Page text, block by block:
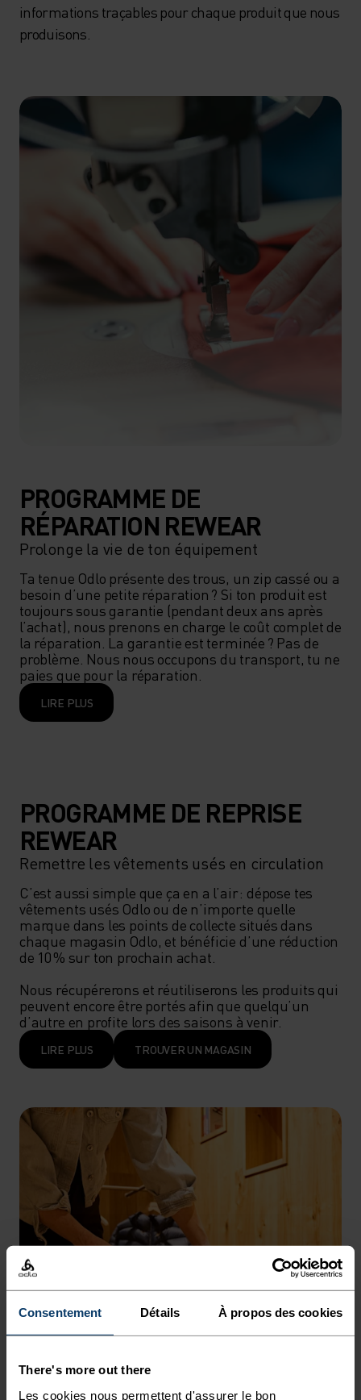
Consentement Détails À propos des cookies
There's more out there
Les cookies nous permettent d'assurer le bon
informations traçables pour chaque produit que nous
produisons.
PROGRAMME DE
RÉPARATION REWEAR
Prolonge la vie de ton équipement
Ta tenue Odlo présente des trous, un zip cassé ou a
besoin d’une petite réparation ? Si ton produit est
toujours sous garantie (pendant deux ans après
l’achat), nous prenons en charge le coût complet de
la réparation. La garantie est terminée ? Pas de
problème. Nous nous occupons du transport, tu ne
paies que pour la réparation.
LIRE PLUS
PROGRAMME DE REPRISE
REWEAR
Remettre les vêtements usés en circulation
C’est aussi simple que ça en a l’air : dépose tes
vêtements usés Odlo ou de n’importe quelle
marque dans les points de collecte situés dans
chaque magasin Odlo, et bénéficie d’une réduction
de 10 % sur ton prochain achat.
Nous récupérerons et réutiliserons les produits qui
peuvent encore être portés afin que quelqu’un
d’autre en profite lors des saisons à venir.
LIRE PLUS TROUVER UN MAGASIN